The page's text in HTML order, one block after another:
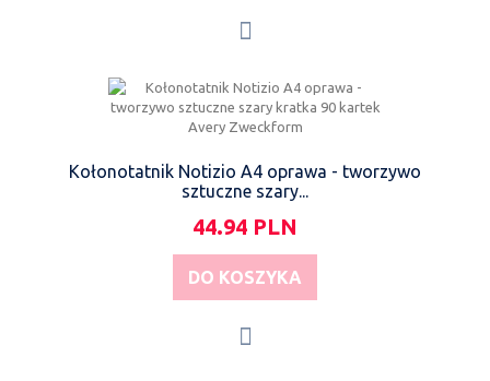
Kołonotatnik Notizio A4 oprawa - tworzywo
sztuczne szary...
44.94 PLN
DO KOSZYKA